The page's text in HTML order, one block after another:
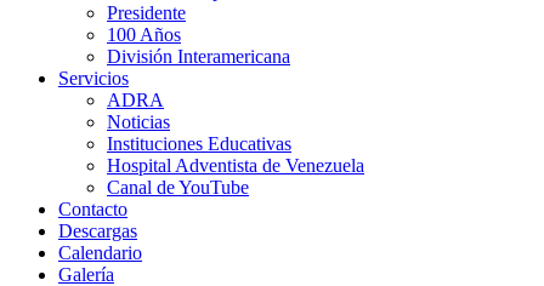
Presidente
100 Años
División Interamericana
Servicios
ADRA
Noticias
Instituciones Educativas
Hospital Adventista de Venezuela
Canal de YouTube
Contacto
Descargas
Calendario
Galería